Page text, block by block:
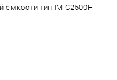
емкости тип IM C2500H